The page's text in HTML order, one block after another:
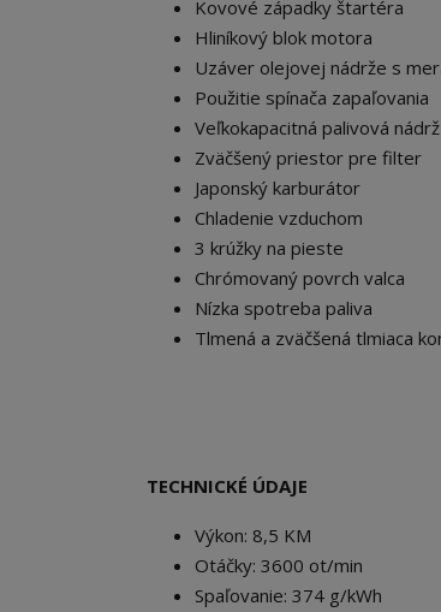
Kovové západky štartéra
Hliníkový blok motora
Uzáver olejovej nádrže s
Použitie spínača zapaľovania
Veľkokapacitná palivová nádrž
Zväčšený priestor pre filter
Japonský karburátor
Chladenie vzduchom
3 krúžky na pieste
Chrómovaný povrch valca
Nízka spotreba paliva
Tlmená a zväčšená tlmiaca
TECHNICKÉ ÚDAJE
Výkon: 8,5 KM
Otáčky: 3600 ot/min
Spaľovanie: 374 g/kWh